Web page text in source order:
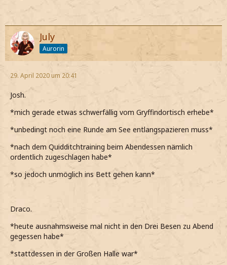
July
Aurorin
29. April 2020 um 20:41
Josh.
*mich gerade etwas schwerfällig vom Gryffindortisch erhebe*
*unbedingt noch eine Runde am See entlangspazieren muss*
*nach dem Quidditchtraining beim Abendessen nämlich
ordentlich zugeschlagen habe*
*so jedoch unmöglich ins Bett gehen kann*
Draco.
*heute ausnahmsweise mal nicht in den Drei Besen zu Abend
gegessen habe*
*stattdessen in der Großen Halle war*